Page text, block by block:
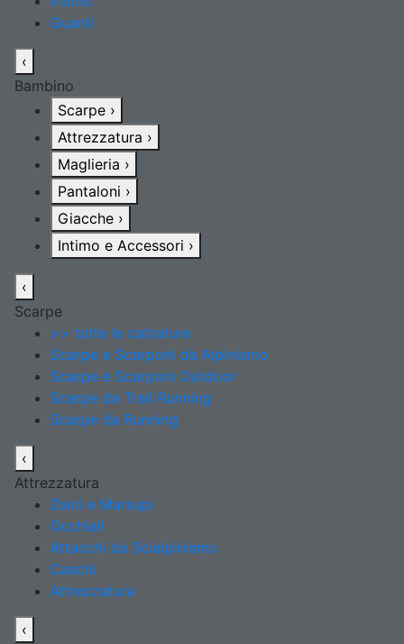
Guanti
‹
Bambino
Scarpe ›
Attrezzatura ›
Maglieria ›
Pantaloni ›
Giacche ›
Intimo e Accessori ›
‹
Scarpe
>> tutte le calzature
Scarpe e Scarponi da Alpinismo
Scarpe e Scarponi Outdoor
Scarpe da Trail Running
Scarpe da Running
‹
Attrezzatura
Zaini e Marsupi
Occhiali
Attacchi da Scialpinismo
Caschi
Attrezzatura
‹